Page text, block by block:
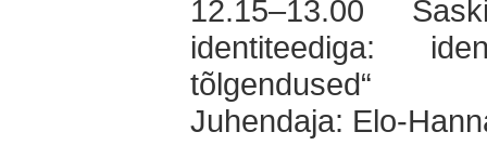
12.15–13.00
identiteediga:
tõlgendused“
Juhendaja: Elo-